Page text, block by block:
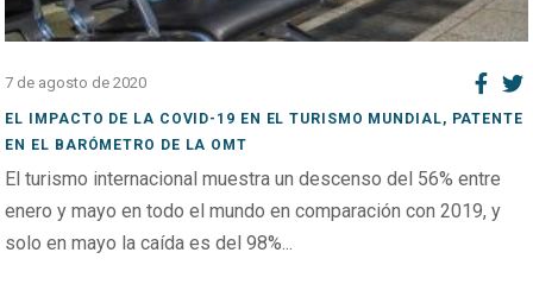
7 de agosto de 2020
EL IMPACTO DE LA COVID-19 EN EL TURISMO MUNDIAL, PATENTE
EN EL BARÓMETRO DE LA OMT
El turismo internacional muestra un descenso del 56% entre
enero y mayo en todo el mundo en comparación con 2019, y
solo en mayo la caída es del 98%...